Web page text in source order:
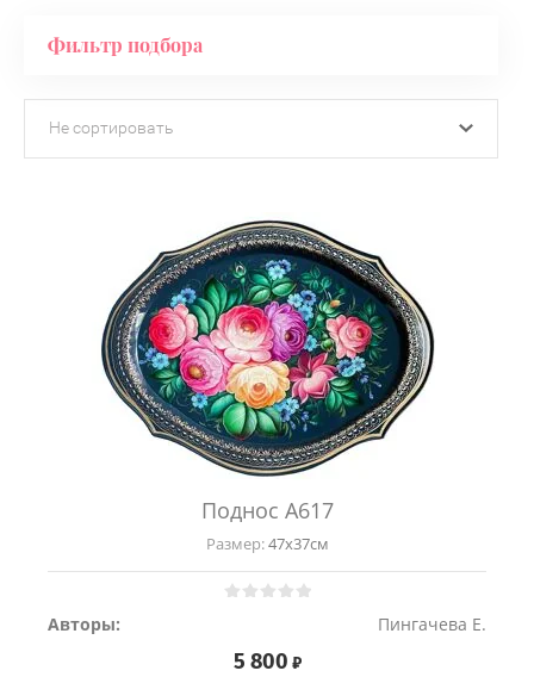
Фильтр подбора
Не сортировать
Поднос A617
Размер:47х37см
Авторы: Пингачева Е.
5 800 ₽